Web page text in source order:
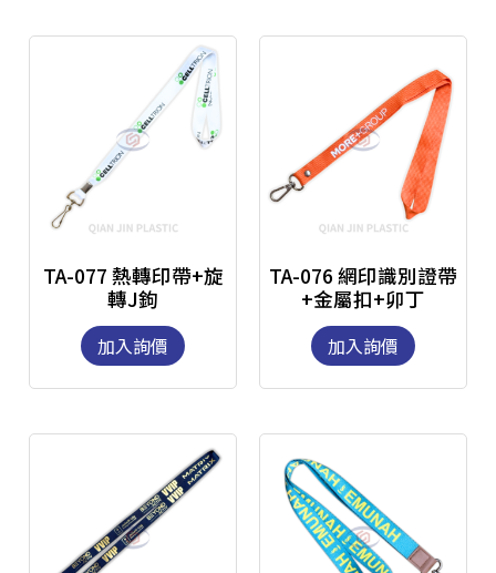
TA-077 熱轉印帶+旋
轉J鉤
加入詢價
TA-076 網印識別證帶
+金屬扣+卯丁
加入詢價